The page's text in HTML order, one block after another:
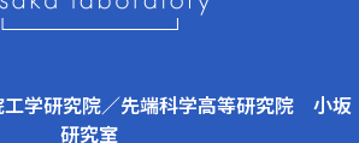
工学研究院／先端科学高等研究院 小坂
研究室